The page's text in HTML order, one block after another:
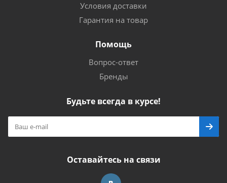
Условия доставки
Гарантия на товар
Помощь
Вопрос-ответ
Бренды
Будьте всегда в курсе!
Оставайтесь на связи